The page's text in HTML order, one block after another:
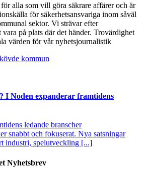
alla som vill göra säkrare affärer och är
för säkerhetsansvariga inom såväl
sektor. Vi strävar efter
på plats där det händer. Trovärdighet
värden för vår nyhetsjournalistik
kommun
I Noden expanderar framtidens
ledande branscher
snabbt och fokuserat. Nya satsningar
industri, spelutveckling [...]
Nyhetsbrev